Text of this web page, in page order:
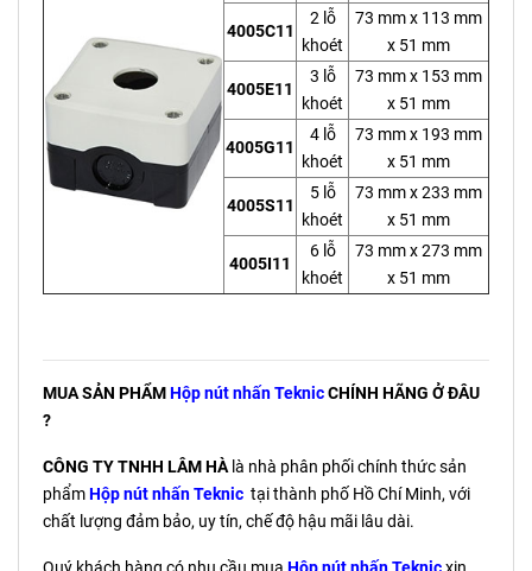
4005C11
2 lỗ
khoét
73 mm x 113 mm
x 51 mm
4005E11
3 lỗ
khoét
73 mm x 153 mm
x 51 mm
4005G11
4 lỗ
khoét
73 mm x 193 mm
x 51 mm
4005S11
5 lỗ
khoét
73 mm x 233 mm
x 51 mm
4005I11
6 lỗ
khoét
73 mm x 273 mm
x 51 mm
MUA SẢN PHẨMHộp nút nhấn TeknicCHÍNH HÃNG Ở ĐÂU
?
CÔNG TY TNHH LÂM HÀlà nhà phân phối chính thức sản
phẩmHộp nút nhấn Teknic tại thành phố Hồ Chí Minh, với
chất lượng đảm bảo, uy tín, chế độ hậu mãi lâu dài.